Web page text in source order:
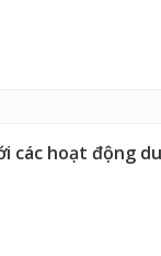
hoạt động